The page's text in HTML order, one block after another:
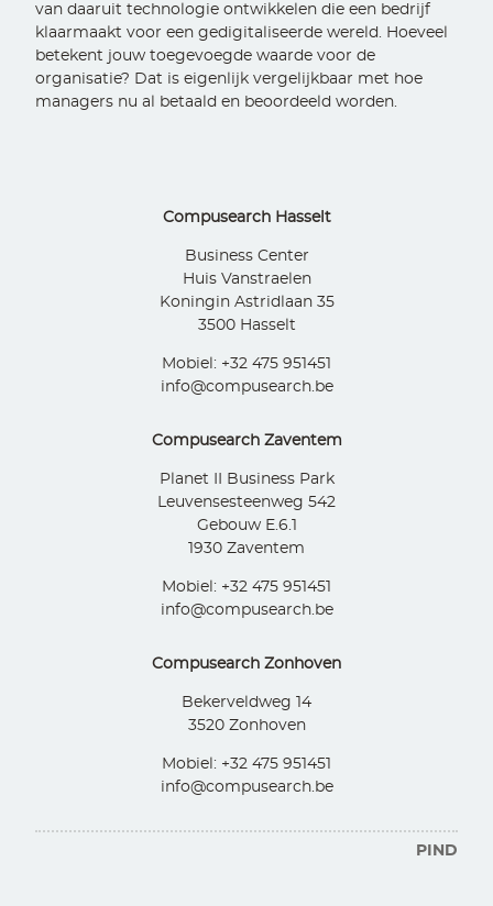
van daaruit technologie ontwikkelen die een bedrijf
klaarmaakt voor een gedigitaliseerde wereld. Hoeveel
betekent jouw toegevoegde waarde voor de
organisatie? Dat is eigenlijk vergelijkbaar met hoe
managers nu al betaald en beoordeeld worden.
Compusearch Hasselt
Business Center
Huis Vanstraelen
Koningin Astridlaan 35
3500 Hasselt
Mobiel: +32 475 951451
info@compusearch.be
Compusearch Zaventem
Planet II Business Park
Leuvensesteenweg 542
Gebouw E.6.1
1930 Zaventem
Mobiel: +32 475 951451
info@compusearch.be
Compusearch Zonhoven
Bekerveldweg 14
3520 Zonhoven
Mobiel: +32 475 951451
info@compusearch.be
PIND